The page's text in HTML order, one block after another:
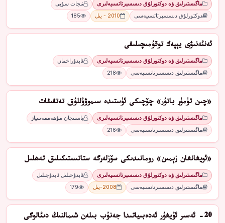
ماگىستىرلىق ۋە دوكتورلۇق دىسسېرتاتسىيەلىرى
نىجات سۇپى
دوكتورلۇق دىسسېرتاتسىيەسى
2010 - يىل 185
ئەنئەنىۋى يېپەك توقۇمىچىلىقى
ماگىستىرلىق ۋە دوكتورلۇق دىسسېرتاتسىيەلىرى
ئابدۇراخمان
ماگىستىرلىق دىسسېرتاتسىيەسى
218
«چىن تۈمۈر باتۇر» چۆچىكى ئۈستىدە سىموۋۇللۇق تەتقىقات
ماگىستىرلىق ۋە دوكتورلۇق دىسسېرتاتسىيەلىرى
ياسىنجان مۇھەممەتنىياز
ماگىستىرلىق دىسسېرتاتسىيەسى
216
«ئويغانغان زېمىن» رومانىدىكى سۆزلەرگە ستاتىستىكىلىق تەھلىل
ماگىستىرلىق ۋە دوكتورلۇق دىسسېرتاتسىيەلىرى
ئابدۇخېلىل ئابدۇجىلىل
ماگىستىرلىق دىسسېرتاتسىيەسى
2008-يىل 179
20- ئەسىر ئۇيغۇر ئەدەبىياتىدا جەنۇب بىلەن شىمالنىڭ دىئالوگى